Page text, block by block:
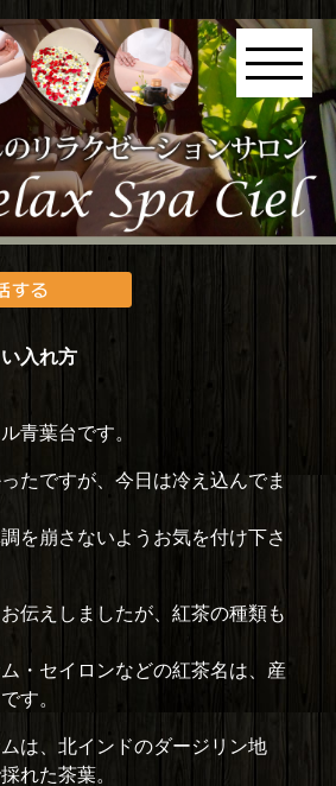
入れ方
青葉台です。
たですが、今日は冷え込んでま
を崩さないようお気を付け下さ
伝えしましたが、紅茶の種類も
・セイロンなどの紅茶名は、産
す。
は、北インドのダージリン地
れた茶葉。